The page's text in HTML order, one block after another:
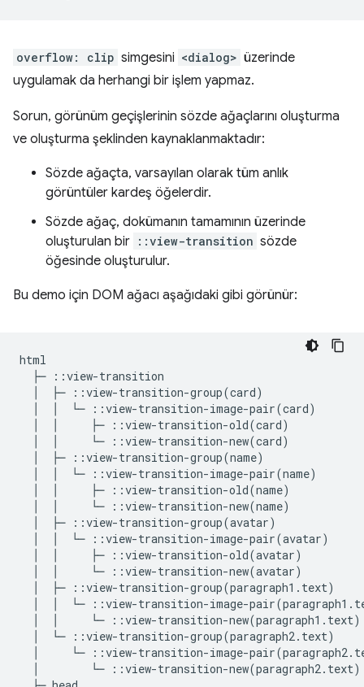
overflow: clip simgesini <dialog> üzerinde
uygulamak da herhangi bir işlem yapmaz.
Sorun, görünüm geçişlerinin sözde ağaçlarını oluşturma
ve oluşturma şeklinden kaynaklanmaktadır:
Sözde ağaçta, varsayılan olarak tüm anlık
görüntüler kardeş öğelerdir.
Sözde ağaç, dokümanın tamamının üzerinde
oluşturulan bir ::view-transition sözde
öğesinde oluşturulur.
Bu demo için DOM ağacı aşağıdaki gibi görünür:
html
  ├─ ::view-transition
  │  ├─ ::view-transition-group(card)
  │  │  └─ ::view-transition-image-pair(card)
  │  │     ├─ ::view-transition-old(card)
  │  │     └─ ::view-transition-new(card)
  │  ├─ ::view-transition-group(name)
  │  │  └─ ::view-transition-image-pair(name)
  │  │     ├─ ::view-transition-old(name)
  │  │     └─ ::view-transition-new(name)
  │  ├─ ::view-transition-group(avatar)
  │  │  └─ ::view-transition-image-pair(avatar)
  │  │     ├─ ::view-transition-old(avatar)
  │  │     └─ ::view-transition-new(avatar)
  │  ├─ ::view-transition-group(paragraph1.text)
│  │  └─ ::view-transition-image-
  │  │     └─ ::view-transition-new(paragraph1.text)
  │  └─ ::view-transition-group(paragraph2.text)
│     └─ ::view-transition-image-
  │        └─ ::view-transition-new(paragraph2.text)